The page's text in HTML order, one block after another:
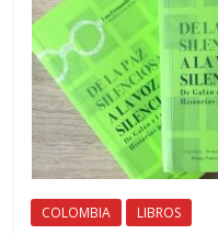
COLOMBIA LIBROS